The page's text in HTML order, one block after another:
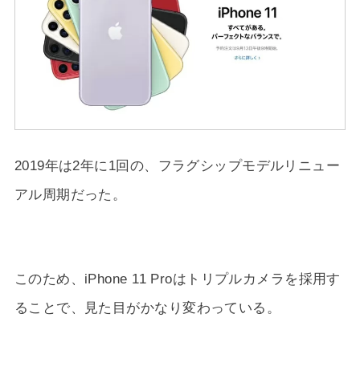
2019年は2年に1回の、フラグシップモデルリニュー
アル周期だった。
このため、iPhone 11 Proはトリプルカメラを採用す
ることで、見た目がかなり変わっている。